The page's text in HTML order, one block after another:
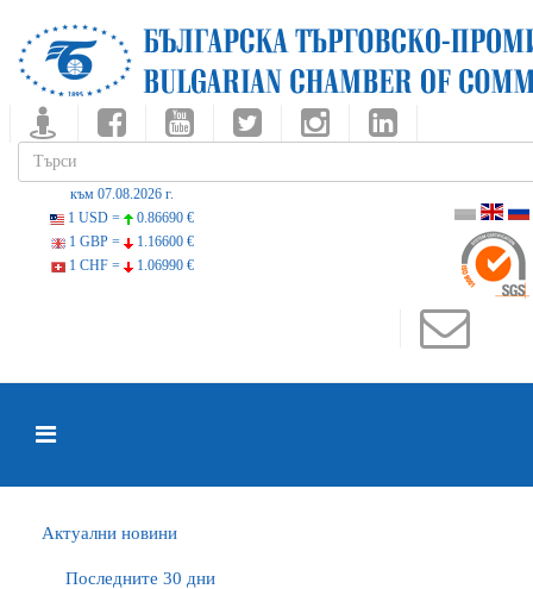
към 07.08.2026 г.
1 USD =
0.86690 €
1 GBP =
1.16600 €
1 CHF =
1.06990 €
Актуални новини
Последните 30 дни